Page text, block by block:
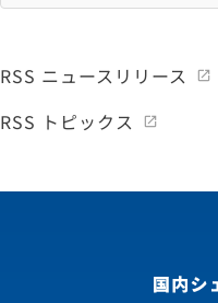
RSS ニュースリリース
RSS トピックス